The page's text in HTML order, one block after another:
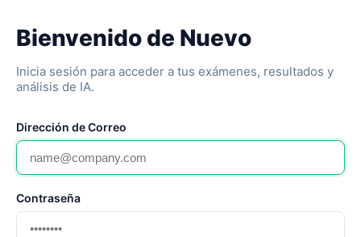
Bienvenido de Nuevo
Inicia sesión para acceder a tus exámenes, resultados y
análisis de IA.
Dirección de Correo
Contraseña